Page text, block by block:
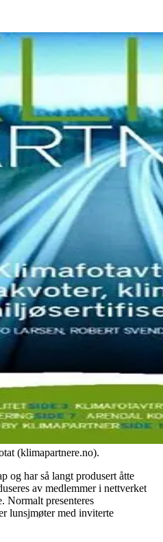
(klimapartnere.no).
og har så langt produsert åtte
av medlemmer i nettverket
Normalt presenteres
lunsjmøter med inviterte